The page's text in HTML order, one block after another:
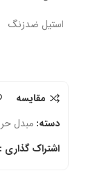
استیل ضدزنگ
مقایسه
دسته: مبدل
اشتراک گذاری :